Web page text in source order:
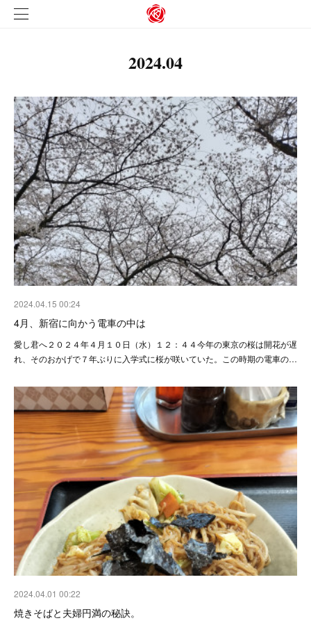
2024.04
2024.04.15 00:24
4月、新宿に向かう電車の中は
愛し君へ２０２４年４月１０日（水）１２：４４今年の東京の桜は開花が遅
れ、そのおかげで７年ぶりに入学式に桜が咲いていた。この時期の電車の…
2024.04.01 00:22
焼きそばと夫婦円満の秘訣。